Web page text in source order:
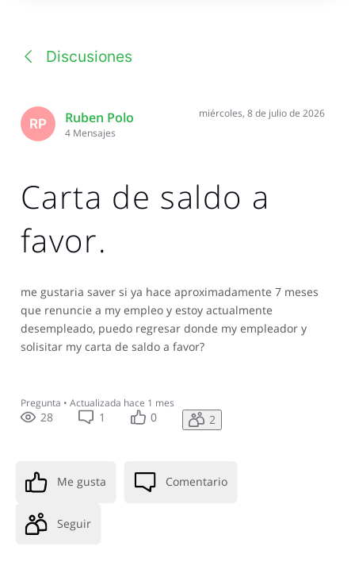
Discusiones
RP Ruben Polo
4 Mensajes
miércoles, 8 de julio de 2026
Carta de saldo a
favor.
me gustaria saver si ya hace aproximadamente 7 meses
que renuncie a my empleo y estoy actualmente
desempleado, puedo regresar donde my empleador y
solisitar my carta de saldo a favor?
Pregunta • Actualizada hace 1 mes
28 1 0 2
Me gusta Comentario
Seguir